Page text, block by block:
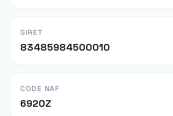
SIRET
83485984500010
CODE NAF
6920Z